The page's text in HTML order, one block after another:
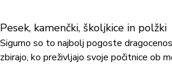
Pesek, kamenčki, školjkice in polžki
Sigurno so to najbolj pogoste
zbirajo, ko preživljajo svoje počitnice ob